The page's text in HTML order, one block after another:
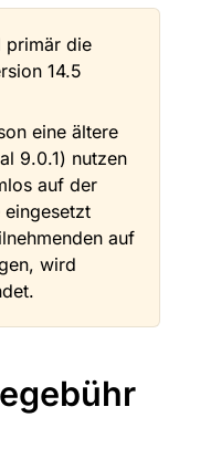
primär die
14.5
eine ältere
9.0.1) nutzen
auf der
eingesetzt
auf
wird